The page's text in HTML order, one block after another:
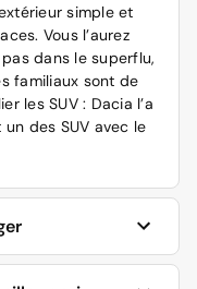
simple et
Vous l’aurez
dans le superflu,
familiaux sont de
les SUV : Dacia l’a
des SUV avec le